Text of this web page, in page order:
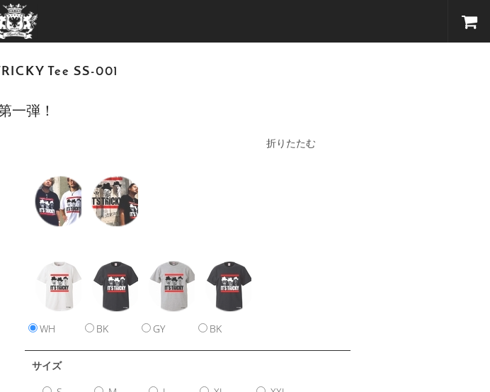
Tee SS-001
一弾！
折りたたむ
WH BK GY BK
サイズ